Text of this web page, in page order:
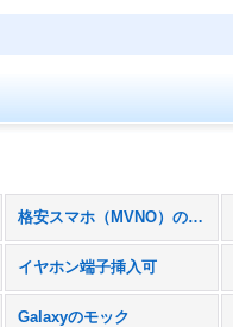
格安スマホ（MVNO）のスマホ
イヤホン端子挿入可
Galaxyのモック